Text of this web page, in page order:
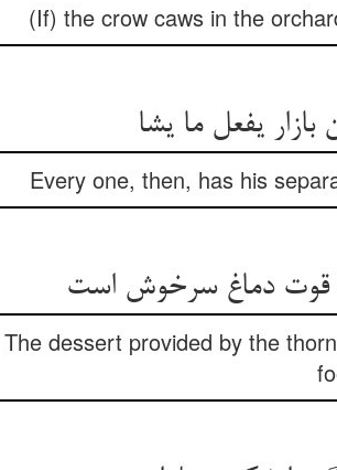
(If) the crow caws in the
Every one, then, has his
The dessert provided by the